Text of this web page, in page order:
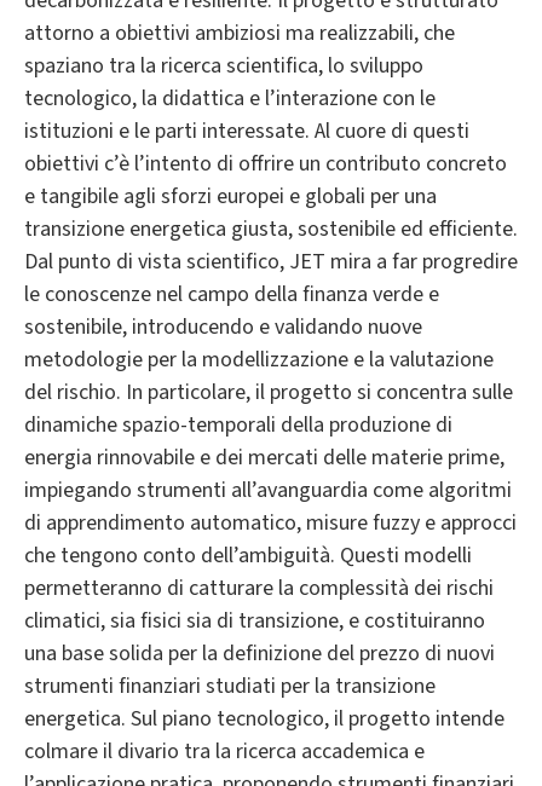
attorno a obiettivi ambiziosi ma realizzabili, che
spaziano tra la ricerca scientifica, lo sviluppo
tecnologico, la didattica e l’interazione con le
istituzioni e le parti interessate. Al cuore di questi
obiettivi c’è l’intento di offrire un contributo concreto
e tangibile agli sforzi europei e globali per una
transizione energetica giusta, sostenibile ed efficiente.
Dal punto di vista scientifico, JET mira a far progredire
le conoscenze nel campo della finanza verde e
sostenibile, introducendo e validando nuove
metodologie per la modellizzazione e la valutazione
del rischio. In particolare, il progetto si concentra sulle
dinamiche spazio-temporali della produzione di
energia rinnovabile e dei mercati delle materie prime,
impiegando strumenti all’avanguardia come algoritmi
di apprendimento automatico, misure fuzzy e approcci
che tengono conto dell’ambiguità. Questi modelli
permetteranno di catturare la complessità dei rischi
climatici, sia fisici sia di transizione, e costituiranno
una base solida per la definizione del prezzo di nuovi
strumenti finanziari studiati per la transizione
energetica. Sul piano tecnologico, il progetto intende
colmare il divario tra la ricerca accademica e